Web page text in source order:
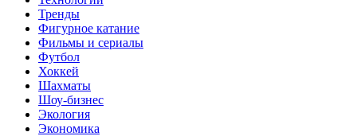
Тренды
Фигурное катание
Фильмы и сериалы
Футбол
Хоккей
Шахматы
Шоу-бизнес
Экология
Экономика